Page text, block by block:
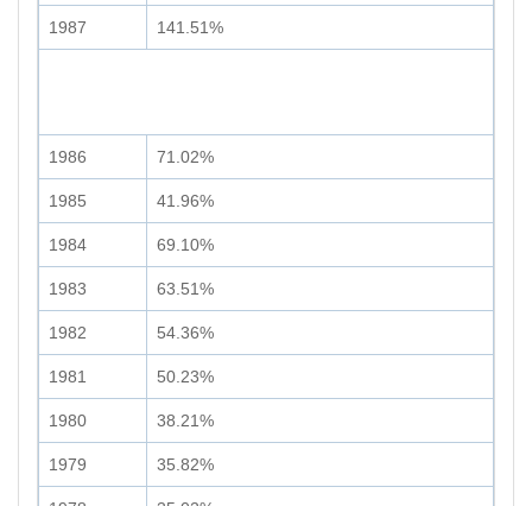
1987 141.51%
1986 71.02%
1985 41.96%
1984 69.10%
1983 63.51%
1982 54.36%
1981 50.23%
1980 38.21%
1979 35.82%